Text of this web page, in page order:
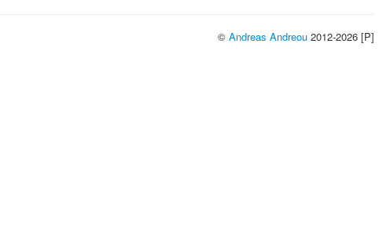
© Andreas Andreou 2012-2026 [P]